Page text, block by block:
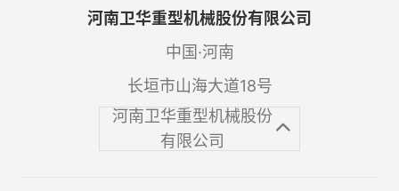
河南卫华重型机械股份有限公司
中国·河南
长垣市山海大道18号
河南卫华重型机械股份
有限公司